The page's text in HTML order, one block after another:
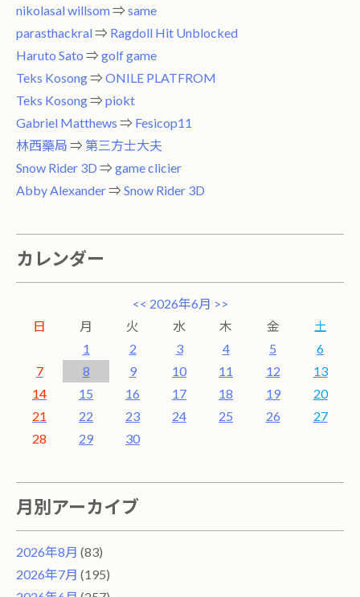
nikolasal willsom⇒ same
parasthackral⇒ Ragdoll Hit Unblocked
Haruto Sato ⇒ golf game
Teks Kosong⇒ ONILE PLATFROM
Teks Kosong⇒ piokt
Gabriel Matthews ⇒ Fesicop11
林西藥局 ⇒ 第三方士大夫
Snow Rider 3D ⇒ game clicier
Abby Alexander⇒ Snow Rider 3D
カレンダー
<< 2026年6月 >>
日
月 火 水 木 金
土
1
2 3 4 5
6
7
8 9 10 11 12
13
14
15 16 17 18 19
20
21
22 23 24 25 26
27
28
29 30
月別アーカイブ
2026年8月 (83)
2026年7月 (195)